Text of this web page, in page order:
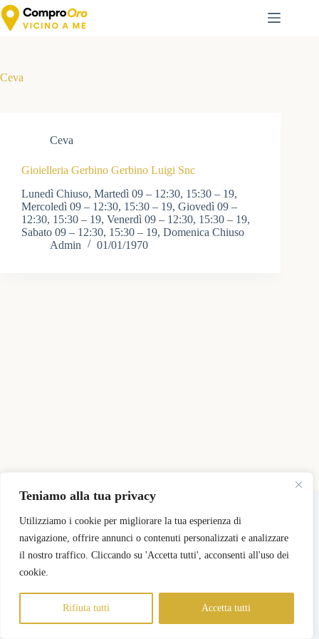
Teniamo alla tua privacy
Utilizziamo i cookie per migliorare la tua esperienza di
navigazione, offrire annunci o contenuti personalizzati e analizzare
il nostro traffico. Cliccando su 'Accetta tutti', acconsenti all'uso dei
cookie.
Rifiuta tutti Accetta tutti
Salta
al
contenuto
Ceva
Ceva
Gioielleria Gerbino Gerbino Luigi Snc
Lunedì Chiuso, Martedì 09 – 12:30, 15:30 – 19,
Mercoledì 09 – 12:30, 15:30 – 19, Giovedì 09 –
12:30, 15:30 – 19, Venerdì 09 – 12:30, 15:30 – 19,
Sabato 09 – 12:30, 15:30 – 19, Domenica Chiuso
Admin
01/01/1970
Copyright © 2026 - Tema WordPress sviluppato da
Pricing
Registra il mio Negozio
Login Negozi Partner